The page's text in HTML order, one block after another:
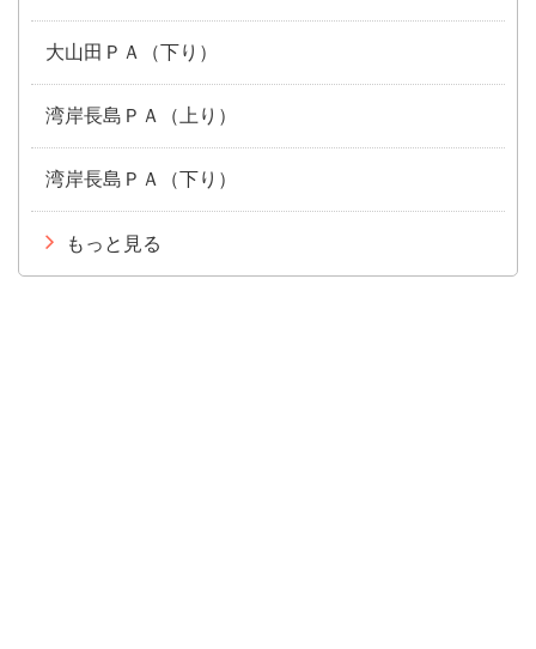
大山田ＰＡ（下り）
湾岸長島ＰＡ（上り）
湾岸長島ＰＡ（下り）
もっと見る